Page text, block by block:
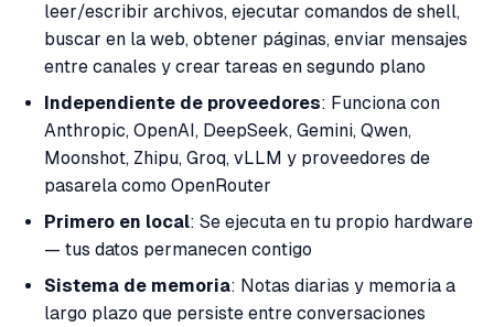
leer/escribir archivos, ejecutar comandos de shell,
buscar en la web, obtener páginas, enviar mensajes
entre canales y crear tareas en segundo plano
Independiente de proveedores: Funciona con
Anthropic, OpenAI, DeepSeek, Gemini, Qwen,
Moonshot, Zhipu, Groq, vLLM y proveedores de
pasarela como OpenRouter
Primero en local: Se ejecuta en tu propio hardware
— tus datos permanecen contigo
Sistema de memoria: Notas diarias y memoria a
largo plazo que persiste entre conversaciones